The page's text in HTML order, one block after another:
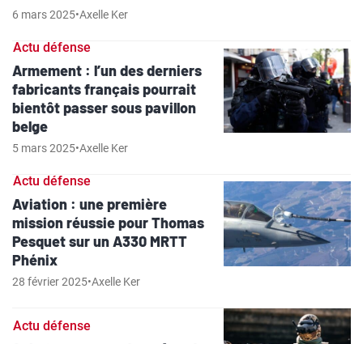
6 mars 2025•Axelle Ker
Actu défense
Armement : l’un des derniers
fabricants français pourrait
bientôt passer sous pavillon
belge
5 mars 2025•Axelle Ker
Actu défense
Aviation : une première
mission réussie pour Thomas
Pesquet sur un A330 MRTT
Phénix
28 février 2025•Axelle Ker
Actu défense